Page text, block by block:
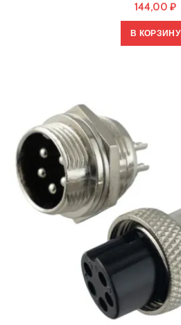
144,00 ₽
В КОРЗИНУ